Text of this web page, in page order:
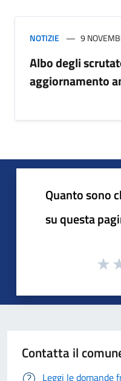
NOTIZIE 9
Albo degli
aggiornamento
Quanto sono
su questa
Contatta il
Leggi le domande